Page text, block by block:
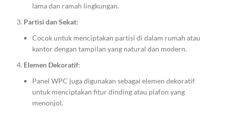
lama dan ramah lingkungan.
Partisi dan Sekat:
Cocok untuk menciptakan partisi di dalam rumah atau
kantor dengan tampilan yang natural dan modern.
Elemen Dekoratif:
Panel WPC juga digunakan sebagai elemen dekoratif
untuk menciptakan fitur dinding atau plafon yang
menonjol.